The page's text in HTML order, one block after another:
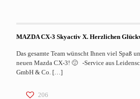
MAZDA CX-3 Skyactiv X. Herzlichen
Das gesamte Team wünscht Ihnen viel Spaß
neuen Mazda CX-3! 🙂 -Service aus
GmbH & Co. […]
206